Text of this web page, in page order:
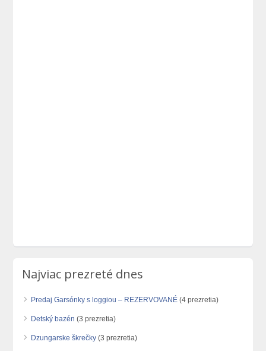
Najviac prezreté dnes
Predaj Garsónky s loggiou – REZERVOVANÉ (4 prezretia)
Detský bazén (3 prezretia)
Dzungarske škrečky (3 prezretia)